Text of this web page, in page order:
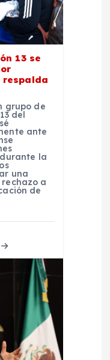
13 se
respalda
grupo de
del
ante
la
una
a
de